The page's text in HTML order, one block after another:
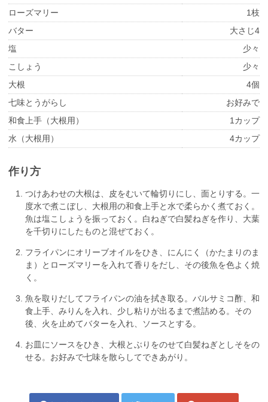
ローズマリー
1枝
バター
大さじ4
塩
少々
こしょう
少々
大根
4個
七味とうがらし
お好みで
和食上手（大根用）
1カップ
水（大根用）
4カップ
作り方
つけあわせの大根は、皮をむいて輪切りにし、面とりする。一
度水で煮こぼし、大根用の和食上手と水で柔らかく煮ておく。
魚は塩こしょうを振っておく。白ねぎで白髪ねぎを作り、大葉
を千切りにしたものと混ぜておく。
フライパンにオリーブオイルをひき、にんにく（かたまりのま
ま）とローズマリーを入れて香りをだし、その後魚を色よく焼
く。
魚を取りだしてフライパンの油を拭き取る。バルサミコ酢、和
食上手、みりんを入れ、少し粘りが出るまで煮詰める。その
後、火を止めてバターを入れ、ソースとする。
お皿にソースをひき、大根とぶりをのせて白髪ねぎとしそをの
せる。お好みで七味を散らしてできあがり。